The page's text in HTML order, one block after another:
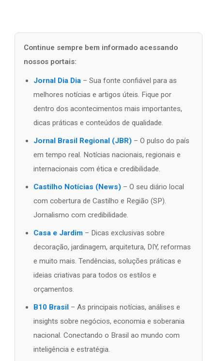
Continue sempre bem informado acessando
nossos portais:
Jornal Dia Dia – Sua fonte confiável para as
melhores notícias e artigos úteis. Fique por
dentro dos acontecimentos mais importantes,
dicas práticas e conteúdos de qualidade.
Jornal Brasil Regional (JBR) – O pulso do país
em tempo real. Notícias nacionais, regionais e
internacionais com ética e credibilidade.
Castilho Notícias (News) – O seu diário local
com cobertura de Castilho e Região (SP).
Jornalismo com credibilidade.
Casa e Jardim – Dicas exclusivas sobre
decoração, jardinagem, arquitetura, DIY, reformas
e muito mais. Tendências, soluções práticas e
ideias criativas para todos os estilos e
orçamentos.
B10 Brasil – As principais notícias, análises e
insights sobre negócios, economia e soberania
nacional. Conectando o Brasil ao mundo com
inteligência e estratégia.